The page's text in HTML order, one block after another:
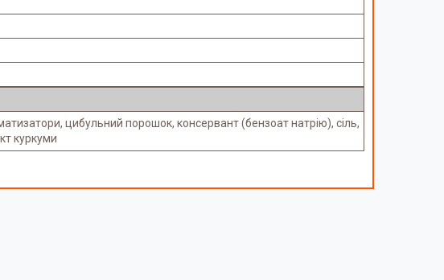
цибульний порошок, консервант (бензоат натрію), сіль,
куркуми